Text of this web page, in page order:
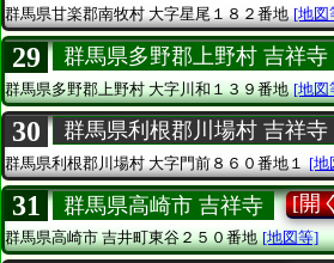
群馬県甘楽郡南牧村大字星尾１８２番地 [地図
29 群馬県多野郡上野村 吉祥寺
群馬県多野郡上野村大字川和１３９番地 [地図
30 群馬県利根郡川場村 吉祥寺
群馬県利根郡川場村 大字門前８６０番地１ [地
31 群馬県高崎市 吉祥寺 [開
群馬県高崎市吉井町東谷２５０番地 [地図等]